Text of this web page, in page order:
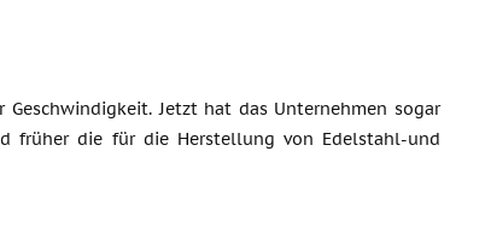
Jetzt hat das Unternehmen sogar
früher die für die Herstellung von Edelstahl-und